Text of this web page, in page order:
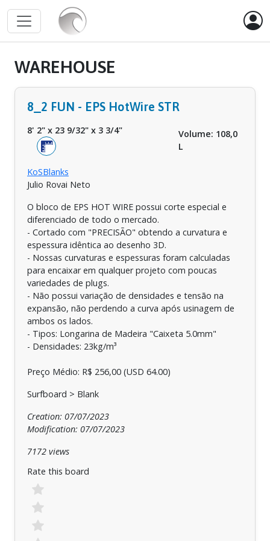
WAREHOUSE
8_2 FUN - EPS HotWire STR
8' 2" x 23 9/32" x 3 3/4"
Volume: 108,0
L
KoSBlanks
Julio Rovai Neto
O bloco de EPS HOT WIRE possui corte especial e
diferenciado de todo o mercado.
- Cortado com "PRECISÃO" obtendo a curvatura e
espessura idêntica ao desenho 3D.
- Nossas curvaturas e espessuras foram calculadas
para encaixar em qualquer projeto com poucas
variedades de plugs.
- Não possui variação de densidades e tensão na
expansão, não perdendo a curva após usinagem de
ambos os lados.
- Tipos: Longarina de Madeira "Caixeta 5.0mm"
- Densidades: 23kg/m³
Preço Médio: R$ 256,00 (USD 64.00)
Surfboard > Blank
Creation: 07/07/2023
Modification: 07/07/2023
7172 views
Rate this board